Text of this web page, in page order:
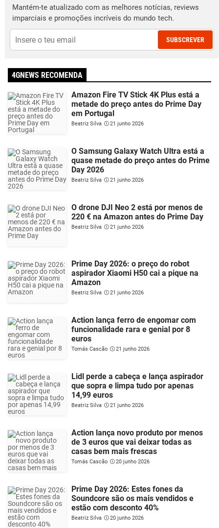
Mantém-te atualizado com as melhores notícias, reviews
imparciais e promoções incríveis do mundo tech.
SUBSCREVER
4GNEWS RECOMENDA
Amazon Fire TV Stick 4K Plus está a
metade do preço antes do Prime Day
em Portugal
Beatriz Silva 21 junho 2026
O Samsung Galaxy Watch Ultra está a
quase metade do preço antes do Prime
Day 2026
Beatriz Silva 21 junho 2026
O drone DJI Neo 2 está por menos de
220 € na Amazon antes do Prime Day
Beatriz Silva 21 junho 2026
Prime Day 2026: o preço do robot
aspirador Xiaomi H50 cai a pique na
Amazon
Beatriz Silva 21 junho 2026
Action lança ferro de engomar com
funcionalidade rara e genial por 8
euros
Tomás Cascão 21 junho 2026
Lidl perde a cabeça e lança aspirador
que sopra e limpa tudo por apenas
14,99 euros
Beatriz Silva 21 junho 2026
Action lança novo produto por menos
de 3 euros que vai deixar todas as
casas bem mais frescas
Tomás Cascão 20 junho 2026
Prime Day 2026: Estes fones da
Soundcore são os mais vendidos e
estão com desconto 40%
Beatriz Silva 20 junho 2026